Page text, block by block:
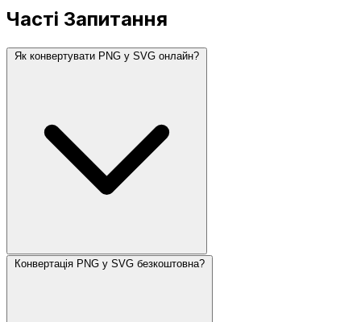
Часті Запитання
Як конвертувати PNG у SVG онлайн?
Конвертація PNG у SVG безкоштовна?